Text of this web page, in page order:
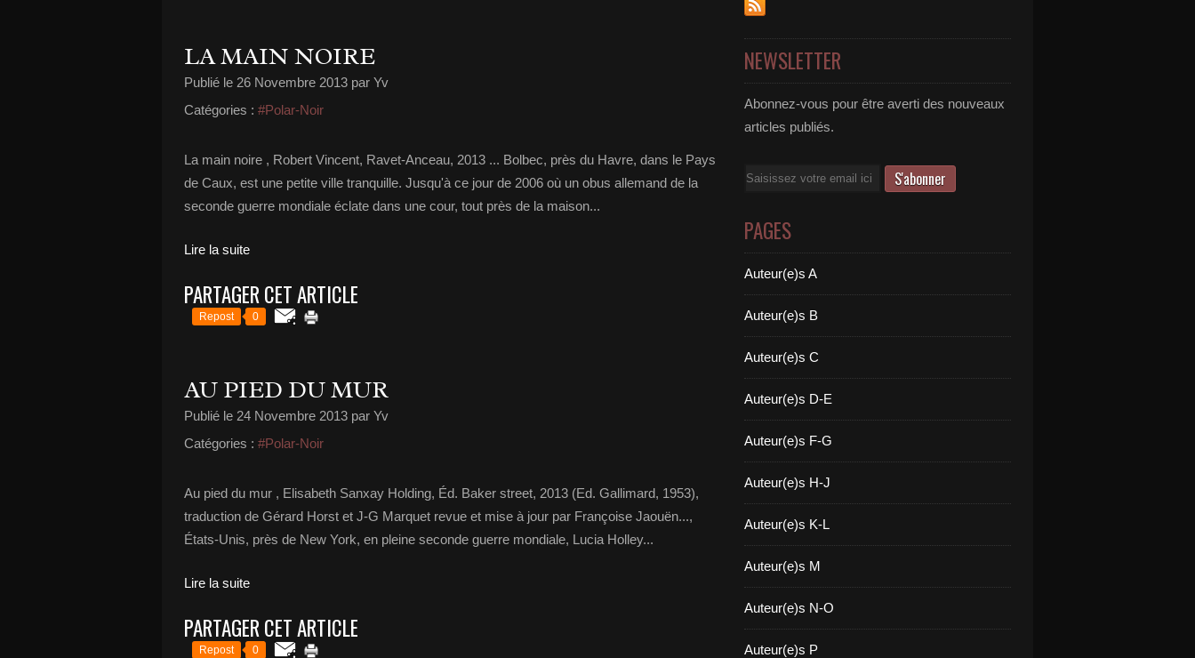
LA MAIN NOIRE
Publié le 26 Novembre 2013 par Yv
Catégories : #Polar-Noir
La main noire , Robert Vincent, Ravet-Anceau, 2013 ... Bolbec, près du Havre, dans le Pays
de Caux, est une petite ville tranquille. Jusqu'à ce jour de 2006 où un obus allemand de la
seconde guerre mondiale éclate dans une cour, tout près de la maison...
Lire la suite
PARTAGER CET ARTICLE
Repost 0
AU PIED DU MUR
Publié le 24 Novembre 2013 par Yv
Catégories : #Polar-Noir
Au pied du mur , Elisabeth Sanxay Holding, Éd. Baker street, 2013 (Ed. Gallimard, 1953),
traduction de Gérard Horst et J-G Marquet revue et mise à jour par Françoise Jaouën...,
États-Unis, près de New York, en pleine seconde guerre mondiale, Lucia Holley...
Lire la suite
PARTAGER CET ARTICLE
Repost 0
NEWSLETTER
Abonnez-vous pour être averti des nouveaux
articles publiés.
Email
PAGES
Auteur(e)s A
Auteur(e)s B
Auteur(e)s C
Auteur(e)s D-E
Auteur(e)s F-G
Auteur(e)s H-J
Auteur(e)s K-L
Auteur(e)s M
Auteur(e)s N-O
Auteur(e)s P